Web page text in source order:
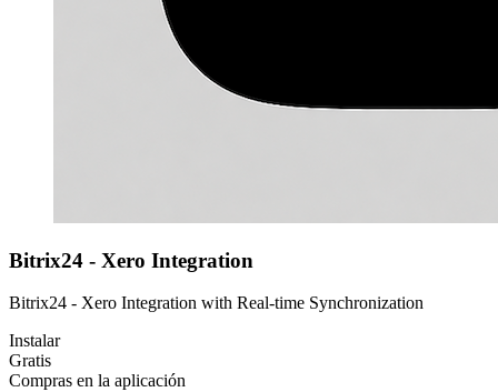
Bitrix24 - Xero Integration
Bitrix24 - Xero Integration with Real-time Synchronization
Instalar
Gratis
Compras en la aplicación